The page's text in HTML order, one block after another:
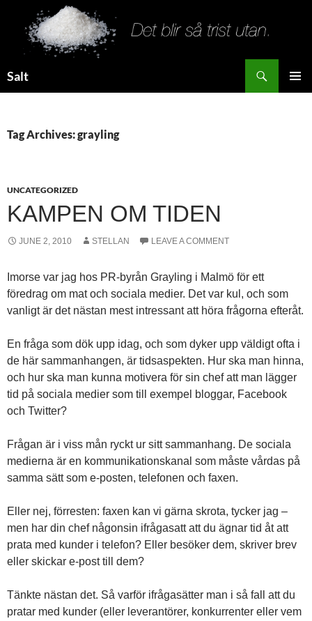
Salt
Tag Archives: grayling
UNCATEGORIZED
KAMPEN OM TIDEN
JUNE 2, 2010 STELLAN LEAVE A COMMENT
Imorse var jag hos PR-byrån Grayling i Malmö för ett
föredrag om mat och sociala medier. Det var kul, och som
vanligt är det nästan mest intressant att höra frågorna efteråt.
En fråga som dök upp idag, och som dyker upp väldigt ofta i
de här sammanhangen, är tidsaspekten. Hur ska man hinna,
och hur ska man kunna motivera för sin chef att man lägger
tid på sociala medier som till exempel bloggar, Facebook
och Twitter?
Frågan är i viss mån ryckt ur sitt sammanhang. De sociala
medierna är en kommunikationskanal som måste vårdas på
samma sätt som e-posten, telefonen och faxen.
Eller nej, förresten: faxen kan vi gärna skrota, tycker jag –
men har din chef någonsin ifrågasatt att du ägnar tid åt att
prata med kunder i telefon? Eller besöker dem, skriver brev
eller skickar e-post till dem?
Tänkte nästan det. Så varför ifrågasätter man i så fall att du
pratar med kunder (eller leverantörer, konkurrenter eller vem